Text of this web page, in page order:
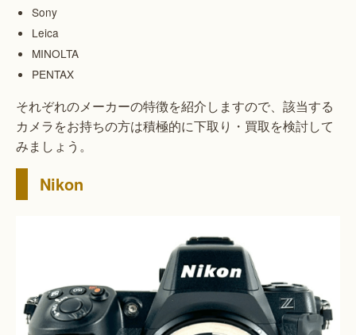
Sony
Leica
MINOLTA
PENTAX
それぞれのメーカーの特徴を紹介しますので、該当する
カメラをお持ちの方は積極的に下取り・買取を検討して
みましょう。
Nikon